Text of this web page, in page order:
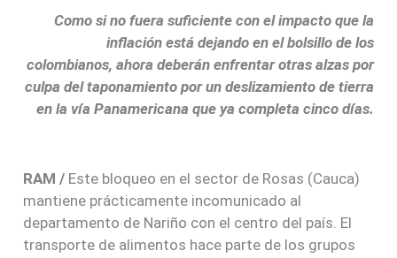
Como si no fuera suficiente con el impacto que la
inflación está dejando en el bolsillo de los
colombianos, ahora deberán enfrentar otras alzas por
culpa del taponamiento por un deslizamiento de tierra
en la vía Panamericana que ya completa cinco días.
RAM / Este bloqueo en el sector de Rosas (Cauca)
mantiene prácticamente incomunicado al
departamento de Nariño con el centro del país. El
transporte de alimentos hace parte de los grupos